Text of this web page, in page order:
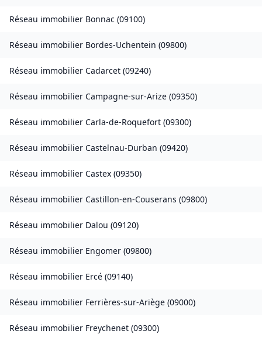
Réseau immobilier Bonnac (09100)
Réseau immobilier Bordes-Uchentein (09800)
Réseau immobilier Cadarcet (09240)
Réseau immobilier Campagne-sur-Arize (09350)
Réseau immobilier Carla-de-Roquefort (09300)
Réseau immobilier Castelnau-Durban (09420)
Réseau immobilier Castex (09350)
Réseau immobilier Castillon-en-Couserans (09800)
Réseau immobilier Dalou (09120)
Réseau immobilier Engomer (09800)
Réseau immobilier Ercé (09140)
Réseau immobilier Ferrières-sur-Ariège (09000)
Réseau immobilier Freychenet (09300)